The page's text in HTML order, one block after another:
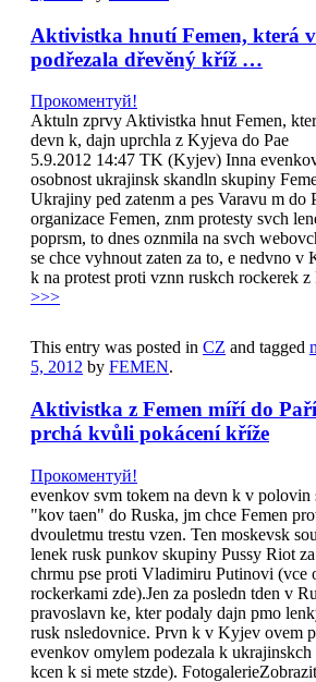
Aktivistka hnutí Femen, která
podřezala dřevěný kříž …
Прокоментуй!
Aktuln zprvy Aktivistka hnut Femen,
devn k, dajn uprchla z Kyjeva do Pae
5.9.2012 14:47 TK (Kyjev) Inna
osobnost ukrajinsk skandln skupiny
Ukrajiny ped zatenm a pes Varavu m do
organizace Femen, znm protesty svch
poprsm, to dnes oznmila na svch
se chce vyhnout zaten za to, e nedvno v
k na protest proti vznn ruskch rockerek
>>>
This entry was posted in CZ and tagged
5, 2012 by FEMEN.
Aktivistka z Femen míří do
prchá kvůli pokácení kříže
Прокоментуй!
evenkov svm tokem na devn k v polovin
"kov taen" do Ruska, jm chce Femen
dvouletmu trestu vzen. Ten moskevsk
lenek rusk punkov skupiny Pussy Riot
chrmu pse proti Vladimiru Putinovi (vce
rockerkami zde).Jen za posledn tden v
pravoslavn ke, kter podaly dajn pmo
rusk nsledovnice. Prvn k v Kyjev ovem
evenkov omylem podezala k
kcen k si mete stzde).